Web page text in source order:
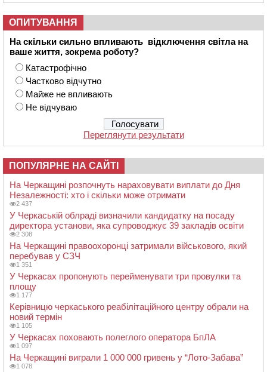
ОПИТУВАННЯ
На скільки сильно впливають відключення світла на
ваше життя, зокрема роботу?
Катастрофічно
Частково відчутно
Майже не впливають
Не відчуваю
Переглянути результати
ПОПУЛЯРНЕ НА САЙТІ
На Черкащині розпочнуть нараховувати виплати до Дня
Незалежності: хто і скільки може отримати
2 437
У Черкаській облраді визначили кандидатку на посаду
директора установи, яка супроводжує 39 закладів освіти
2 308
На Черкащині правоохоронці затримали військового, який
перебував у СЗЧ
1 351
У Черкасах пропонують перейменувати три провулки та
площу
1 177
Керівницю черкаського реабілітаційного центру обрали на
новий термін
1 105
У Черкасах поховають полеглого оператора БпЛА
1 097
На Черкащині виграли 1 000 000 гривень у “Лото-Забава”
1 078